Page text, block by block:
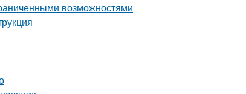
возможностями